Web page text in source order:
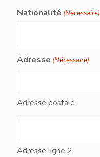
Nationalité (Nécessaire)
Adresse (Nécessaire)
Adresse postale
Adresse ligne 2